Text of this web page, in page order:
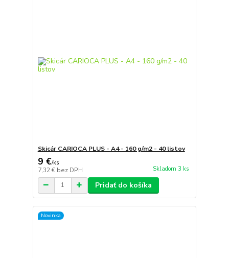
Skicár CARIOCA PLUS - A4 - 160 g/m2 - 40 listov
9 €/ks
7,32 € bez DPH Skladom 3 ks
Pridať do košíka
Novinka